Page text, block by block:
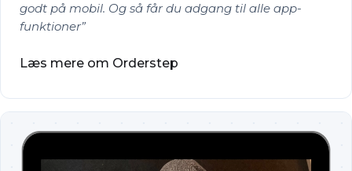
godt på mobil. Og så får du adgang til alle app-
funktioner
Læs mere om Orderstep